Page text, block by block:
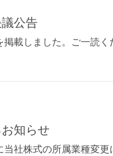
議公告
載しました。ご一読
お知らせ
社株式の所属業種変更